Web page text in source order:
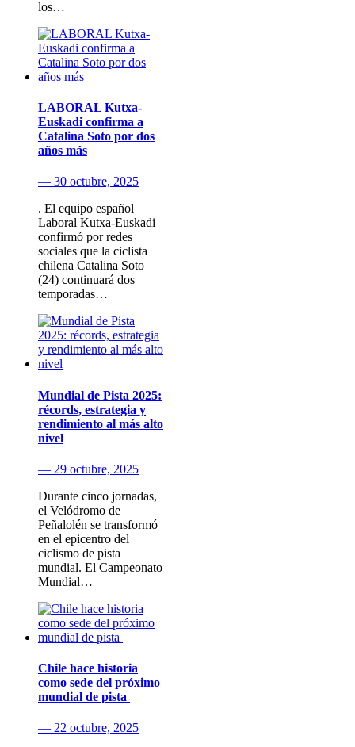
los…
LABORAL Kutxa-
Euskadi confirma a
Catalina Soto por dos
años más
— 30 octubre, 2025
. El equipo español
Laboral Kutxa-Euskadi
confirmó por redes
sociales que la ciclista
chilena Catalina Soto
(24) continuará dos
temporadas…
Mundial de Pista 2025:
récords, estrategia y
rendimiento al más alto
nivel
— 29 octubre, 2025
Durante cinco jornadas,
el Velódromo de
Peñalolén se transformó
en el epicentro del
ciclismo de pista
mundial. El Campeonato
Mundial…
Chile hace historia
como sede del próximo
mundial de pista
— 22 octubre, 2025